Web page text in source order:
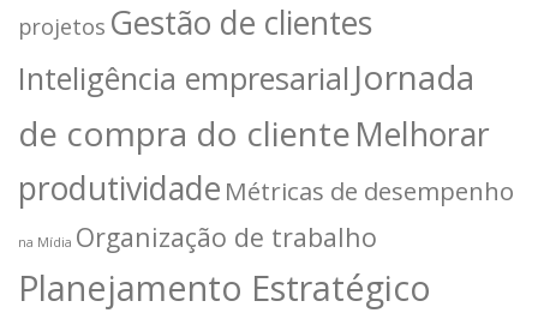
projetos Gestão de clientes
Inteligência empresarial Jornada
de compra do clienteMelhorar
produtividade Métricas de desempenho
na Mídia Organização de trabalho
Planejamento Estratégico